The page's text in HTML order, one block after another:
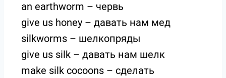
an earthworm – червь
give us honey – давать нам мед
silkworms – шелкопряды
give us silk – давать нам шелк
make silk cocoons – сделать